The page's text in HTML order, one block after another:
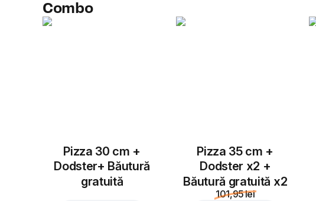
Combo
Pizza 30 cm +
Dodster+ Băutură
gratuită
Pizza 35 cm +
Dodster x2 +
Băutură gratuită x2
101,95 lei